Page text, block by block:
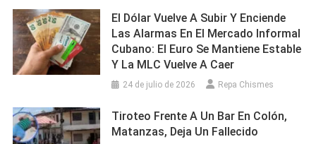
El Dólar Vuelve A Subir Y Enciende
Las Alarmas En El Mercado Informal
Cubano: El Euro Se Mantiene Estable
Y La MLC Vuelve A Caer
24 de julio de 2026 Repa Chismes
Tiroteo Frente A Un Bar En Colón,
Matanzas, Deja Un Fallecido